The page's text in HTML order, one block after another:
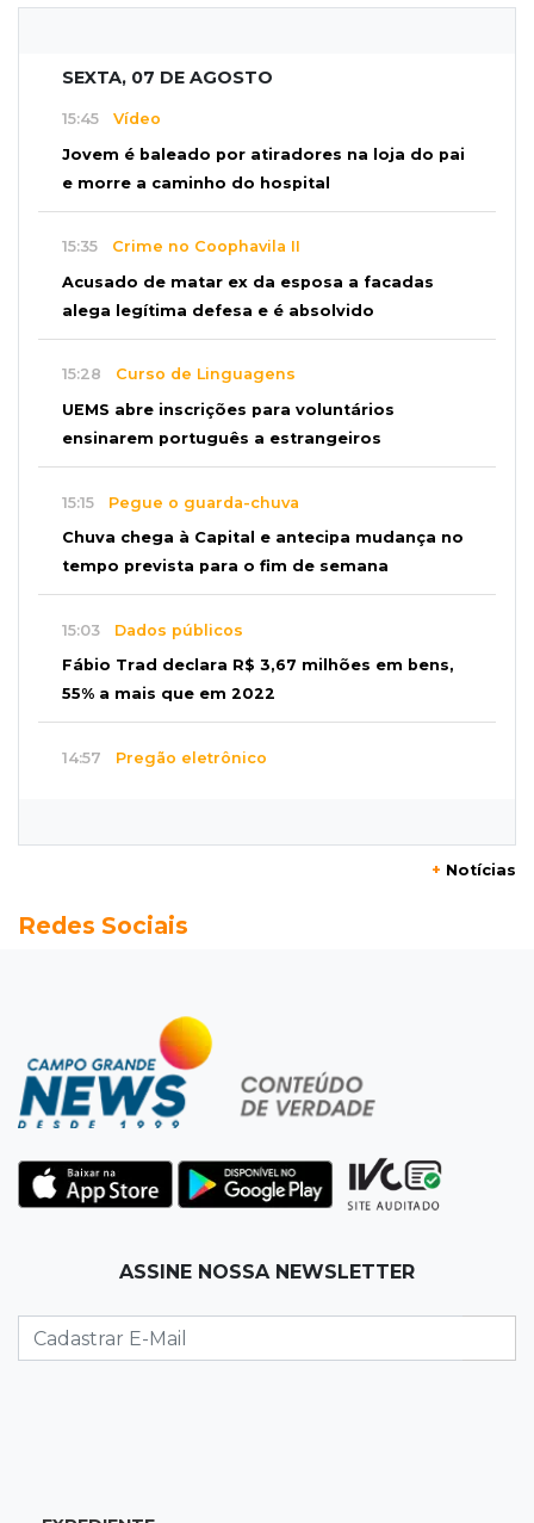
SEXTA, 07 DE AGOSTO
15:45 Vídeo
Jovem é baleado por atiradores na loja do pai
e morre a caminho do hospital
15:35 Crime no Coophavila II
Acusado de matar ex da esposa a facadas
alega legítima defesa e é absolvido
15:28 Curso de Linguagens
UEMS abre inscrições para voluntários
ensinarem português a estrangeiros
15:15 Pegue o guarda-chuva
Chuva chega à Capital e antecipa mudança no
tempo prevista para o fim de semana
15:03 Dados públicos
Fábio Trad declara R$ 3,67 milhões em bens,
55% a mais que em 2022
14:57 Pregão eletrônico
Náutico e Comercial decidem título do
Reabertura
Biblioteca reabre quarta-feira com
programação cultural na Esplanada
Ferroviária
14:27 Eleições 2026
Fábio Trad propõe revisão de incentivos
Sesau cria comissão para revisar todas as
mortes em unidades de saúde
+ Notícias
Redes Sociais
ASSINE NOSSA NEWSLETTER